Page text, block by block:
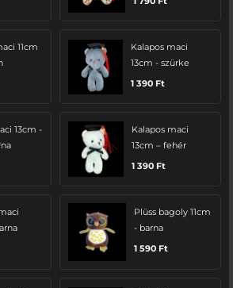
11cm
Kalapos maci
13cm - szürke
1 390 Ft
13cm -
Kalapos maci
13cm – fehér
1 390 Ft
Plüss bagoly 11cm
- barna
1 590 Ft